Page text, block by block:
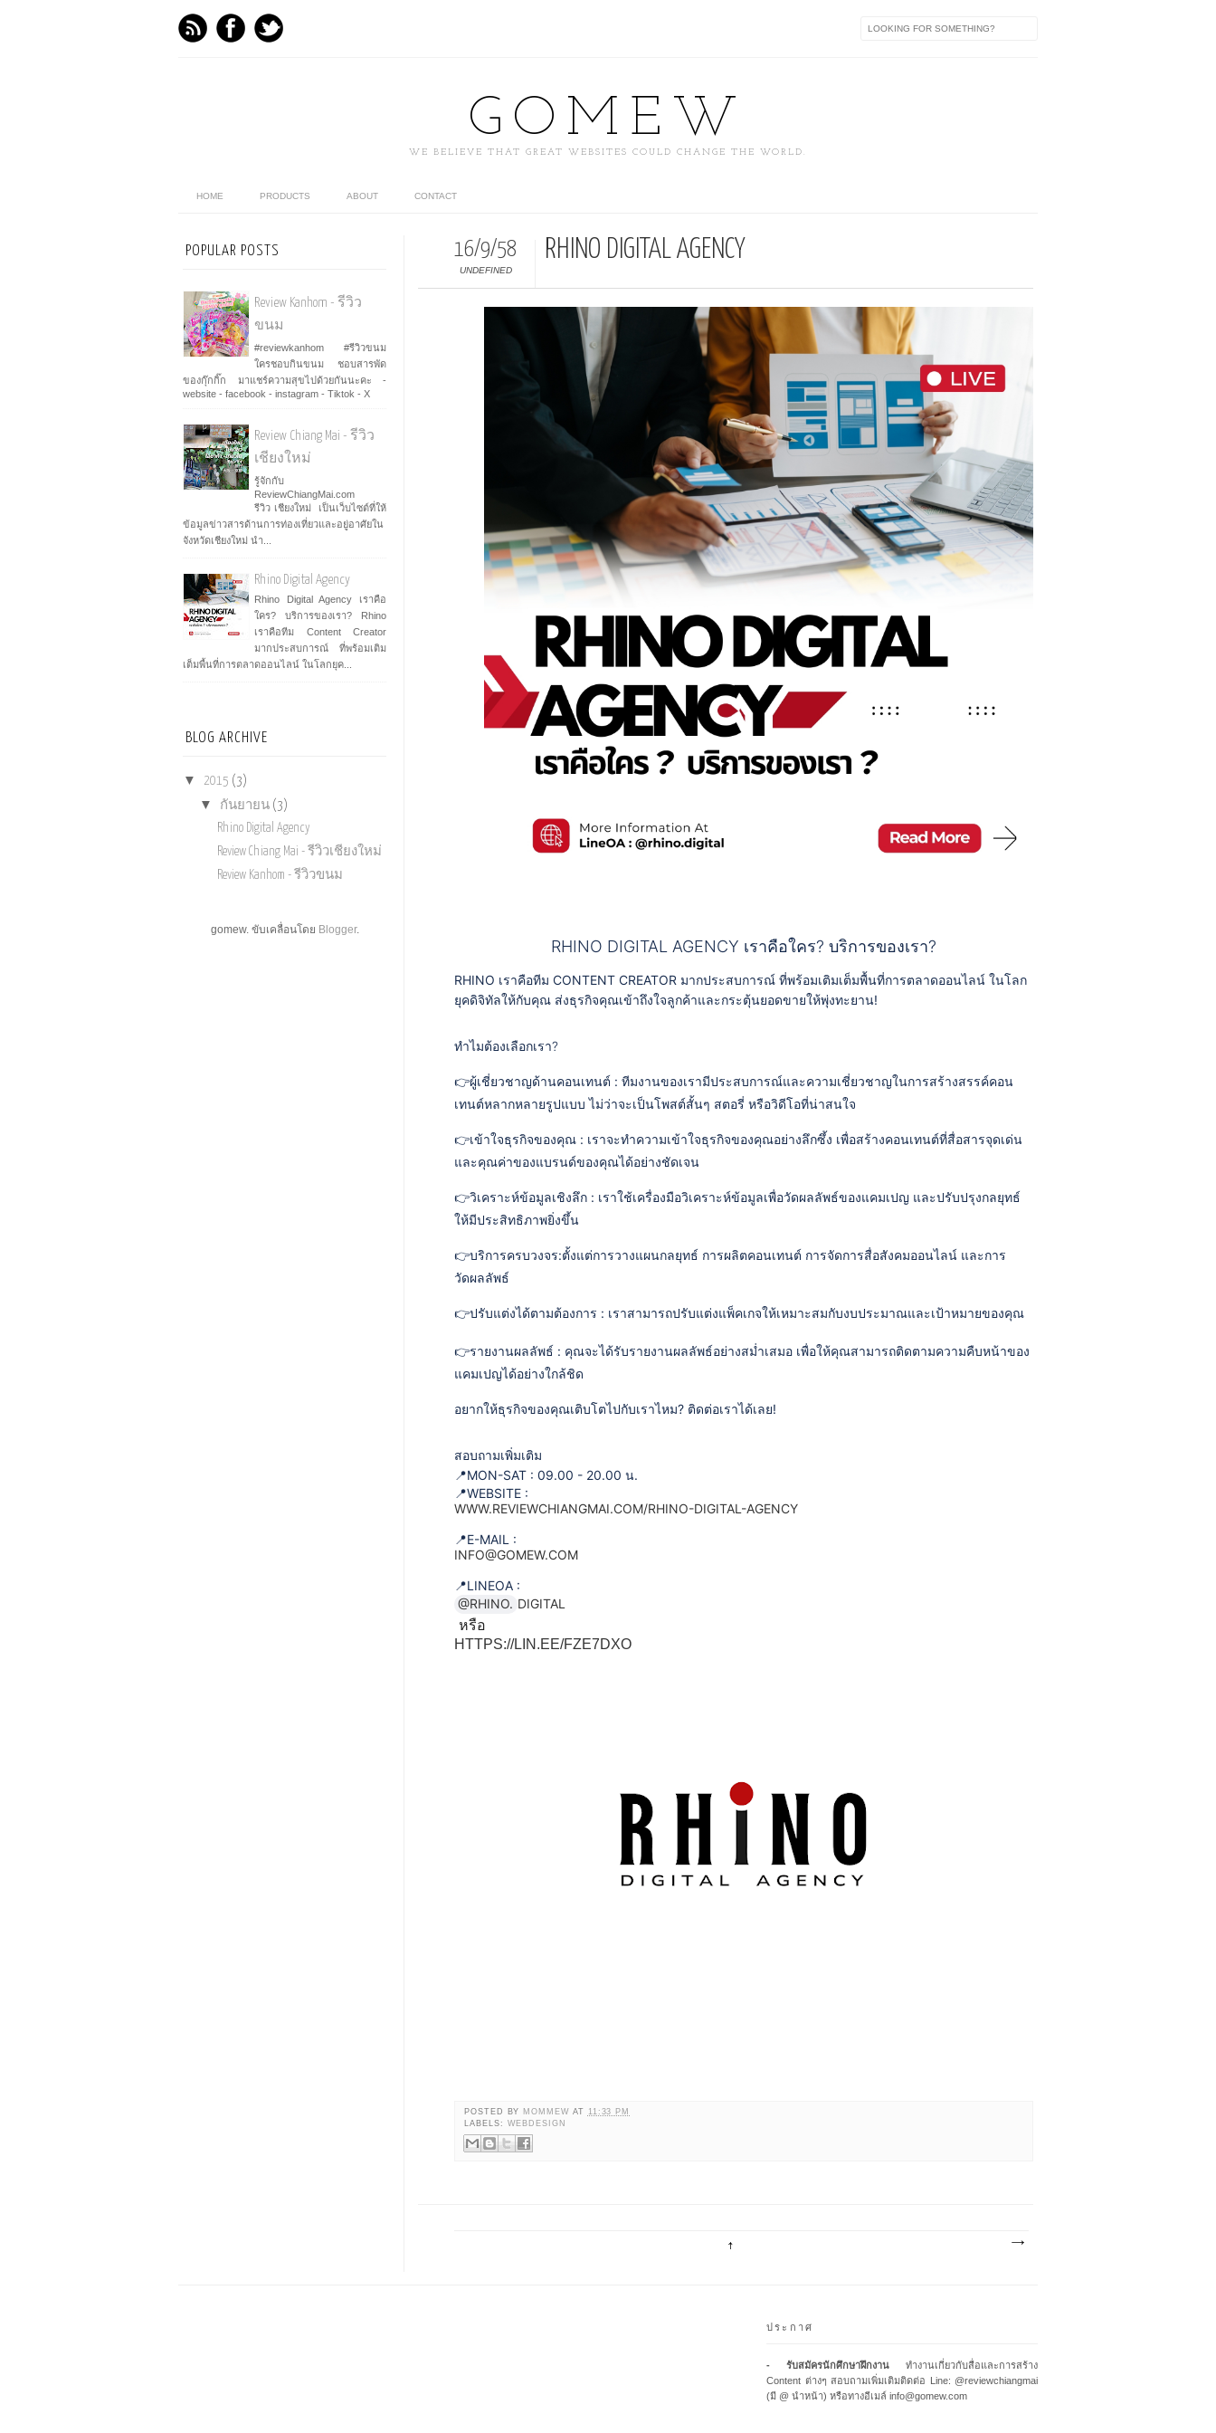
GOMEW
WE BELIEVE THAT GREAT WEBSITES COULD CHANGE THE WORLD.
HOME PRODUCTS ABOUT CONTACT
16/9/58
UNDEFINED
RHINO DIGITAL AGENCY
RHINO DIGITAL AGENCY เราคือใคร? บริการของเรา?
RHINO เราคือทีม CONTENT CREATOR มากประสบการณ์ ที่พร้อมเติมเต็มพื้นที่การตลาดออนไลน์ ในโลก
ยุคดิจิทัลให้กับคุณ ส่งธุรกิจคุณเข้าถึงใจลูกค้าและกระตุ้นยอดขายให้พุ่งทะยาน!
ทำไมต้องเลือกเรา?
👉ผู้เชี่ยวชาญด้านคอนเทนต์ : ทีมงานของเรามีประสบการณ์และความเชี่ยวชาญในการสร้างสรรค์คอน
เทนต์หลากหลายรูปแบบ ไม่ว่าจะเป็นโพสต์สั้นๆ สตอรี่ หรือวิดีโอที่น่าสนใจ
👉เข้าใจธุรกิจของคุณ : เราจะทำความเข้าใจธุรกิจของคุณอย่างลึกซึ้ง เพื่อสร้างคอนเทนต์ที่สื่อสารจุดเด่น
และคุณค่าของแบรนด์ของคุณได้อย่างชัดเจน
👉วิเคราะห์ข้อมูลเชิงลึก : เราใช้เครื่องมือวิเคราะห์ข้อมูลเพื่อวัดผลลัพธ์ของแคมเปญ และปรับปรุงกลยุทธ์
ให้มีประสิทธิภาพยิ่งขึ้น
👉บริการครบวงจร:ตั้งแต่การวางแผนกลยุทธ์ การผลิตคอนเทนต์ การจัดการสื่อสังคมออนไลน์ และการ
วัดผลลัพธ์
👉ปรับแต่งได้ตามต้องการ : เราสามารถปรับแต่งแพ็คเกจให้เหมาะสมกับงบประมาณและเป้าหมายของคุณ
👉รายงานผลลัพธ์ : คุณจะได้รับรายงานผลลัพธ์อย่างสม่ำเสมอ เพื่อให้คุณสามารถติดตามความคืบหน้าของ
แคมเปญได้อย่างใกล้ชิด
อยากให้ธุรกิจของคุณเติบโตไปกับเราไหม? ติดต่อเราได้เลย!
สอบถามเพิ่มเติม
📍MON-SAT : 09.00 - 20.00 น.
📍WEBSITE :
WWW.REVIEWCHIANGMAI.COM/RHINO-DIGITAL-AGENCY
📍E-MAIL :
INFO@GOMEW.COM
📍LINEOA :
@RHINO. DIGITAL
หรือ
HTTPS://LIN.EE/FZE7DXO
POSTED BY MOMMEW AT 11:33 PM
LABELS: WEBDESIGN
POPULAR POSTS
Review Kanhom - รีวิว
ขนม
#reviewkanhom #รีวิวขนม
ใครชอบกินขนม ชอบสารพัด
ของกุ๊กกิ๊ก มาแชร์ความสุขไปด้วยกันนะคะ -
website - facebook - instagram - Tiktok - X
Review Chiang Mai - รีวิว
เชียงใหม่
รู้จักกับ
ReviewChiangMai.com
รีวิว เชียงใหม่ เป็นเว็บไซต์ที่ให้
ข้อมูลข่าวสารด้านการท่องเที่ยวและอยู่อาศัยใน
จังหวัดเชียงใหม่ นำ...
Rhino Digital Agency
Rhino Digital Agency เราคือ
ใคร? บริการของเรา? Rhino
เราคือทีม Content Creator
มากประสบการณ์ ที่พร้อมเติม
เต็มพื้นที่การตลาดออนไลน์ ในโลกยุค...
BLOG ARCHIVE
▼ 2015 (3)
▼ กันยายน (3)
Rhino Digital Agency
Review Chiang Mai - รีวิวเชียงใหม่
Review Kanhom - รีวิวขนม
gomew. ขับเคลื่อนโดย Blogger.
ประกาศ
- รับสมัครนักศึกษาฝึกงาน ทำงานเกี่ยวกับสื่อและการสร้าง
Content ต่างๆ สอบถามเพิ่มเติมติดต่อ Line: @reviewchiangmai
(มี @ นำหน้า) หรือทางอีเมล์ info@gomew.com